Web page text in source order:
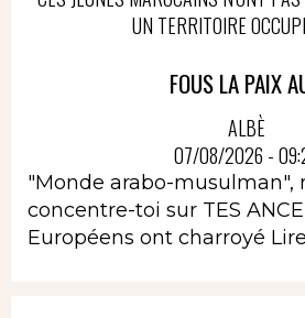
UN TERRITOIRE
FOUS LA PAIX
ALBÈ
07/08/2026 -
"Monde arabo-musulman",
concentre-toi sur TES
Européens ont charroyé